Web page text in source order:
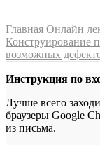
Главная Онлайн
Конструирование
возможных
Инструкция по
Лучше всего
браузеры Google
из письма.